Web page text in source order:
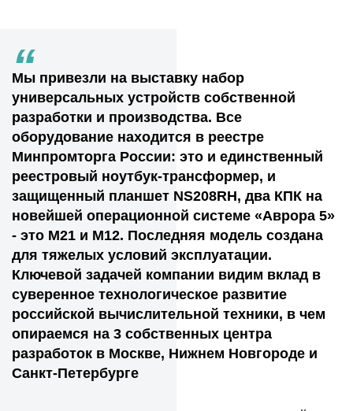
“
Мы привезли на выставку набор
универсальных устройств собственной
разработки и производства. Все
оборудование находится в реестре
Минпромторга России: это и единственный
реестровый ноутбук-трансформер, и
защищенный планшет NS208RH, два КПК на
новейшей операционной системе «Аврора 5»
- это М21 и М12. Последняя модель создана
для тяжелых условий эксплуатации.
Ключевой задачей компании видим вклад в
суверенное технологическое развитие
российской вычислительной техники, в чем
опираемся на 3 собственных центра
разработок в Москве, Нижнем Новгороде и
Санкт-Петербурге